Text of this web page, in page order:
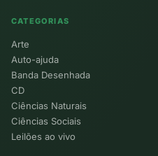
CATEGORIAS
Arte
Auto-ajuda
Banda Desenhada
CD
Ciências Naturais
Ciências Sociais
Leilões ao vivo